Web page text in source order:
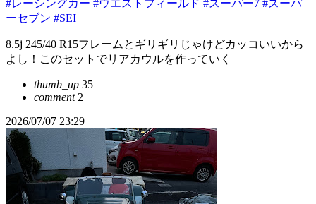
#レーシングカー #ウエストフィールド #スーパー7 #スーパ
ーセブン #SEI
8.5j 245/40 R15フレームとギリギリじゃけどカッコいいから
よし！このセットでリアカウルを作っていく
thumb_up 35
comment2
2026/07/07 23:29